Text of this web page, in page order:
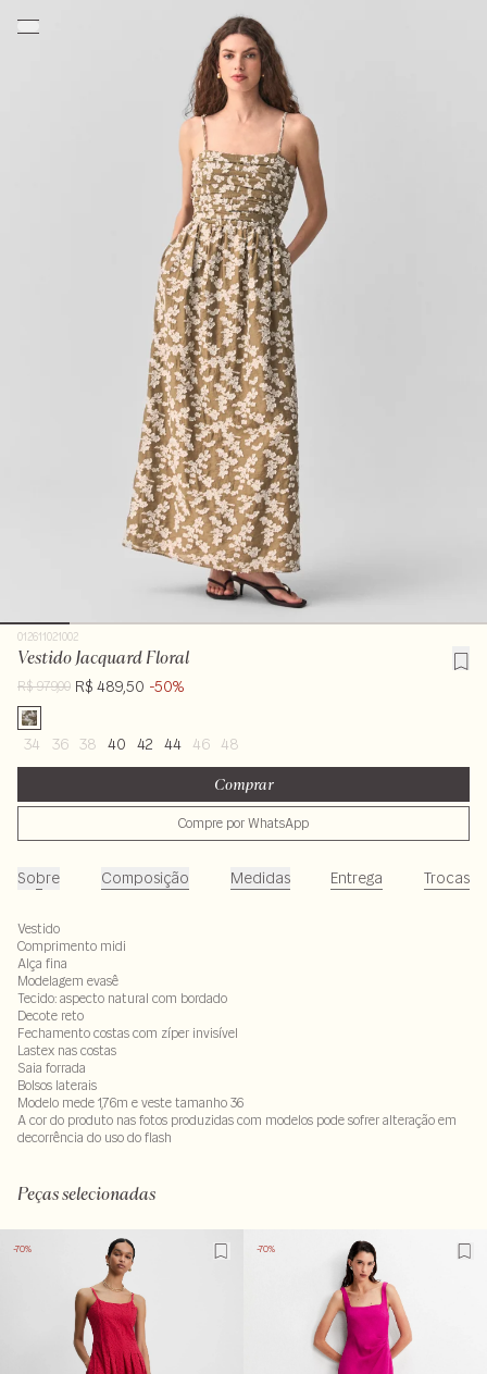
012611021002
Vestido Jacquard Floral
R$ 979,00 R$ 489,50 -50%
34 36 38 40 42 44 46 48
Comprar
Compre por WhatsApp
Sobre Composição Medidas Entrega Trocas
Vestido
Comprimento midi
Alça fina
Modelagem evasê
Tecido: aspecto natural com bordado
Decote reto
Fechamento costas com zíper invisível
Lastex nas costas
Saia forrada
Bolsos laterais
Modelo mede 1,76m e veste tamanho 36
A cor do produto nas fotos produzidas com modelos pode sofrer alteração em
decorrência do uso do flash
Peças selecionadas
-70% -70%